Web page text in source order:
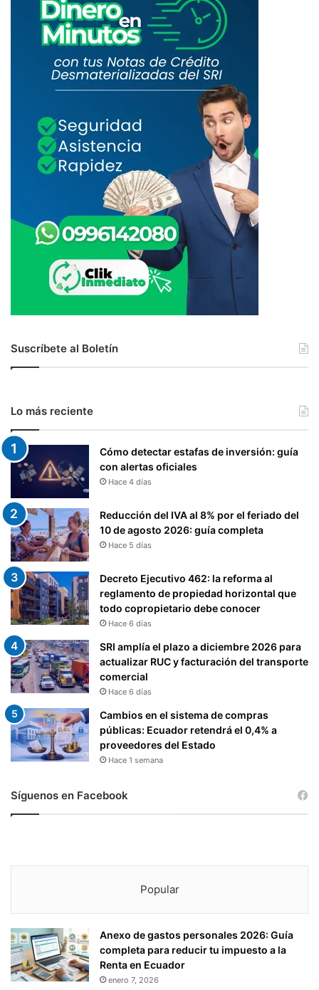
Suscríbete al Boletín
Lo más reciente
Cómo detectar estafas de inversión: guía
con alertas oficiales
Hace 4 días
Reducción del IVA al 8% por el feriado del
10 de agosto 2026: guía completa
Hace 5 días
Decreto Ejecutivo 462: la reforma al
reglamento de propiedad horizontal que
todo copropietario debe conocer
Hace 6 días
SRI amplía el plazo a diciembre 2026 para
actualizar RUC y facturación del transporte
comercial
Hace 6 días
Cambios en el sistema de compras
públicas: Ecuador retendrá el 0,4% a
proveedores del Estado
Hace 1 semana
Síguenos en Facebook
Popular
Anexo de gastos personales 2026: Guía
completa para reducir tu impuesto a la
Renta en Ecuador
enero 7, 2026